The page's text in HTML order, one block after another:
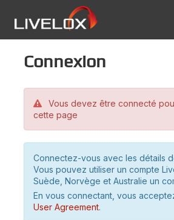
Connexion
Vous devez être connecté
cette page
Connectez-vous avec les détails
Vous pouvez utiliser un compte
Suède, Norvège et Australie un
En vous connectant, vous
User Agreement.